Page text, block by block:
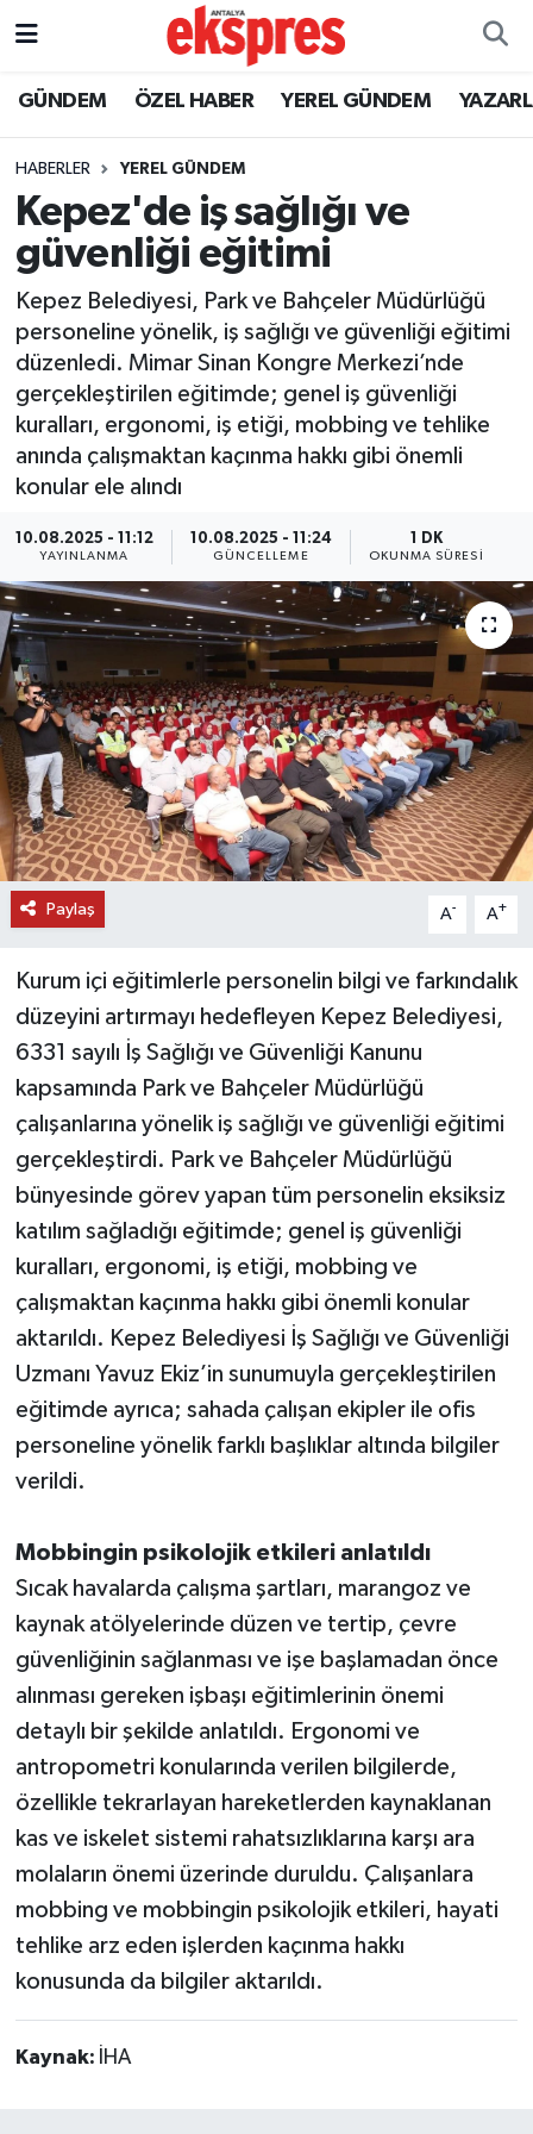
GÜNDEM ÖZEL HABER YEREL GÜNDEM
HABERLER YEREL GÜNDEM
Kepez'de iş sağlığı ve
güvenliği eğitimi
Kepez Belediyesi, Park ve Bahçeler Müdürlüğü
personeline yönelik, iş sağlığı ve güvenliği eğitimi
düzenledi. Mimar Sinan Kongre Merkezi’nde
gerçekleştirilen eğitimde; genel iş güvenliği
kuralları, ergonomi, iş etiği, mobbing ve tehlike
anında çalışmaktan kaçınma hakkı gibi önemli
konular ele alındı
10.08.2025 - 11:12
YAYINLANMA
10.08.2025 - 11:24
GÜNCELLEME
1 DK
OKUNMA SÜRESI
Paylaş A- A+
Kurum içi eğitimlerle personelin bilgi ve farkındalık
düzeyini artırmayı hedefleyen Kepez Belediyesi,
6331 sayılı İş Sağlığı ve Güvenliği Kanunu
kapsamında Park ve Bahçeler Müdürlüğü
çalışanlarına yönelik iş sağlığı ve güvenliği eğitimi
gerçekleştirdi. Park ve Bahçeler Müdürlüğü
bünyesinde görev yapan tüm personelin eksiksiz
katılım sağladığı eğitimde; genel iş güvenliği
kuralları, ergonomi, iş etiği, mobbing ve
çalışmaktan kaçınma hakkı gibi önemli konular
aktarıldı. Kepez Belediyesi İş Sağlığı ve Güvenliği
Uzmanı Yavuz Ekiz’in sunumuyla gerçekleştirilen
eğitimde ayrıca; sahada çalışan ekipler ile ofis
personeline yönelik farklı başlıklar altında bilgiler
verildi.
Mobbingin psikolojik etkileri anlatıldı
Sıcak havalarda çalışma şartları, marangoz ve
kaynak atölyelerinde düzen ve tertip, çevre
güvenliğinin sağlanması ve işe başlamadan önce
alınması gereken işbaşı eğitimlerinin önemi
detaylı bir şekilde anlatıldı. Ergonomi ve
antropometri konularında verilen bilgilerde,
özellikle tekrarlayan hareketlerden kaynaklanan
kas ve iskelet sistemi rahatsızlıklarına karşı ara
molaların önemi üzerinde duruldu. Çalışanlara
mobbing ve mobbingin psikolojik etkileri, hayati
tehlike arz eden işlerden kaçınma hakkı
konusunda da bilgiler aktarıldı.
Kaynak: İHA
ÖZEL HABER
YEREL GÜNDEM
EKONOMİ
KÜLTÜR - SANAT
SPOR
SİYASET
EĞİTİM
TURİZM
RÖPORTAJ
VİDEO HABERLER
YAZARLAR
Nöbetçi Eczaneler
Trafik Durumu
Süper Lig Puan Durumu ve Fikstür
Tüm Manşetler
Son Dakika Haberleri
Haber Arşivi